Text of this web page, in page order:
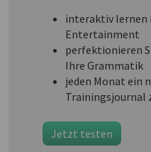
interaktiv lernen
Entertainment
perfektionieren
Ihre Grammatik
jeden Monat ein
Trainingsjournal
Jetzt testen